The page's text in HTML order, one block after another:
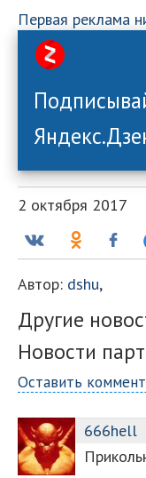
Первая реклама
2 октября 2017
Автор: dshu,
Другие
Новости
Оставить
666hell